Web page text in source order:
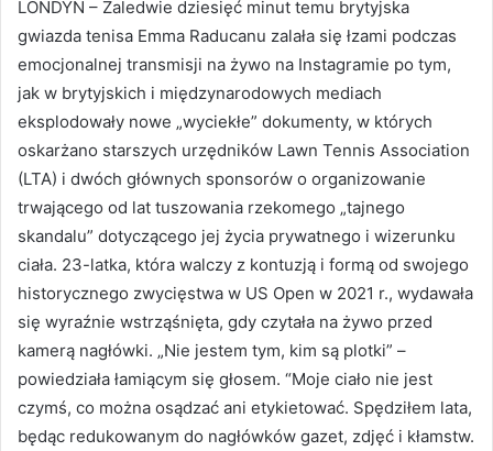
LONDYN – Zaledwie dziesięć minut temu brytyjska
gwiazda tenisa Emma Raducanu zalała się łzami podczas
emocjonalnej transmisji na żywo na Instagramie po tym,
jak w brytyjskich i międzynarodowych mediach
eksplodowały nowe „wyciekłe” dokumenty, w których
oskarżano starszych urzędników Lawn Tennis Association
(LTA) i dwóch głównych sponsorów o organizowanie
trwającego od lat tuszowania rzekomego „tajnego
skandalu” dotyczącego jej życia prywatnego i wizerunku
ciała. 23-latka, która walczy z kontuzją i formą od swojego
historycznego zwycięstwa w US Open w 2021 r., wydawała
się wyraźnie wstrząśnięta, gdy czytała na żywo przed
kamerą nagłówki. „Nie jestem tym, kim są plotki” –
powiedziała łamiącym się głosem. “Moje ciało nie jest
czymś, co można osądzać ani etykietować. Spędziłem lata,
będąc redukowanym do nagłówków gazet, zdjęć i kłamstw.